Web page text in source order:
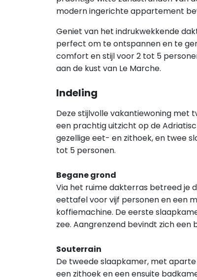
modern ingerichte appartement
Geniet van het indrukwekkende
perfect om te ontspannen en te
comfort en stijl voor 2 tot 5
aan de kust van Le Marche.
Indeling
Deze stijlvolle vakantiewoning met
een prachtig uitzicht op de
gezellige eet- en zithoek, en twee
tot 5 personen.
Begane grond
Via het ruime dakterras betreed je
eettafel voor vijf personen en een
koffiemachine. De eerste
zee. Aangrenzend bevindt zich
Souterrain
De tweede slaapkamer, met
een zithoek en een ensuite